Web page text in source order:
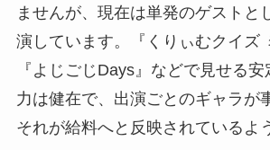
ませんが、現在は単発のゲストと
演しています。『くりぃむクイズ
『よじごじDays』などで見せる
力は健在で、出演ごとのギャラが
それが給料へと反映されているよ